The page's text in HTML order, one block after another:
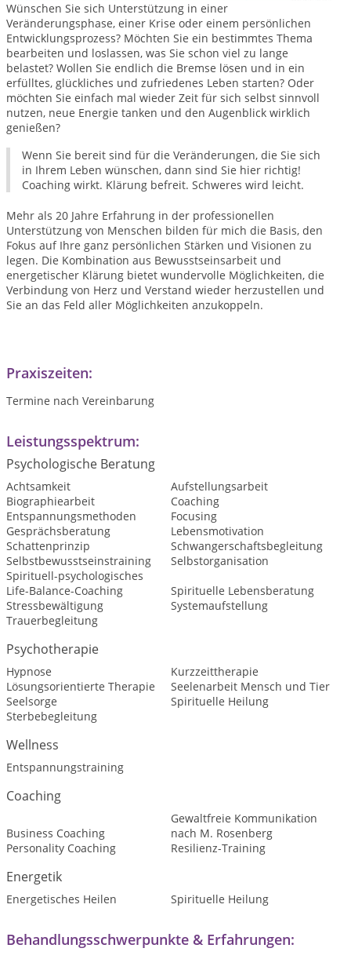
Wünschen Sie sich Unterstützung in einer
Veränderungsphase, einer Krise oder einem persönlichen
Entwicklungsprozess? Möchten Sie ein bestimmtes Thema
bearbeiten und loslassen, was Sie schon viel zu lange
belastet? Wollen Sie endlich die Bremse lösen und in ein
erfülltes, glückliches und zufriedenes Leben starten? Oder
möchten Sie einfach mal wieder Zeit für sich selbst sinnvoll
nutzen, neue Energie tanken und den Augenblick wirklich
genießen?
Wenn Sie bereit sind für die Veränderungen, die Sie sich
in Ihrem Leben wünschen, dann sind Sie hier richtig!
Coaching wirkt. Klärung befreit. Schweres wird leicht.
Mehr als 20 Jahre Erfahrung in der professionellen
Unterstützung von Menschen bilden für mich die Basis, den
Fokus auf Ihre ganz persönlichen Stärken und Visionen zu
legen. Die Kombination aus Bewusstseinsarbeit und
energetischer Klärung bietet wundervolle Möglichkeiten, die
Verbindung von Herz und Verstand wieder herzustellen und
Sie an das Feld aller Möglichkeiten anzukoppeln.
Praxiszeiten:
Termine nach Vereinbarung
Leistungsspektrum:
Psychologische Beratung
Achtsamkeit
Aufstellungsarbeit
Biographiearbeit
Coaching
Entspannungsmethoden
Focusing
Gesprächsberatung
Lebensmotivation
Schattenprinzip
Schwangerschaftsbegleitung
Selbstbewusstseinstraining
Selbstorganisation
Spirituell-psychologisches
Life-Balance-Coaching
Spirituelle Lebensberatung
Stressbewältigung
Systemaufstellung
Trauerbegleitung
Psychotherapie
Hypnose
Kurzzeittherapie
Lösungsorientierte Therapie
Seelenarbeit Mensch und Tier
Seelsorge
Spirituelle Heilung
Sterbebegleitung
Wellness
Entspannungstraining
Coaching
Business Coaching
Gewaltfreie Kommunikation
nach M. Rosenberg
Personality Coaching
Resilienz-Training
Energetik
Energetisches Heilen Spirituelle Heilung
Behandlungsschwerpunkte & Erfahrungen: